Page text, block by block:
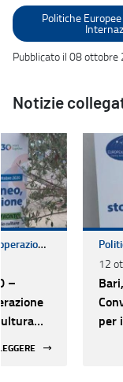
Politiche
Pubblicato il 08 ottobre
Notizie
Politiche Europee e Cooperazione Internazionale
–
12
per